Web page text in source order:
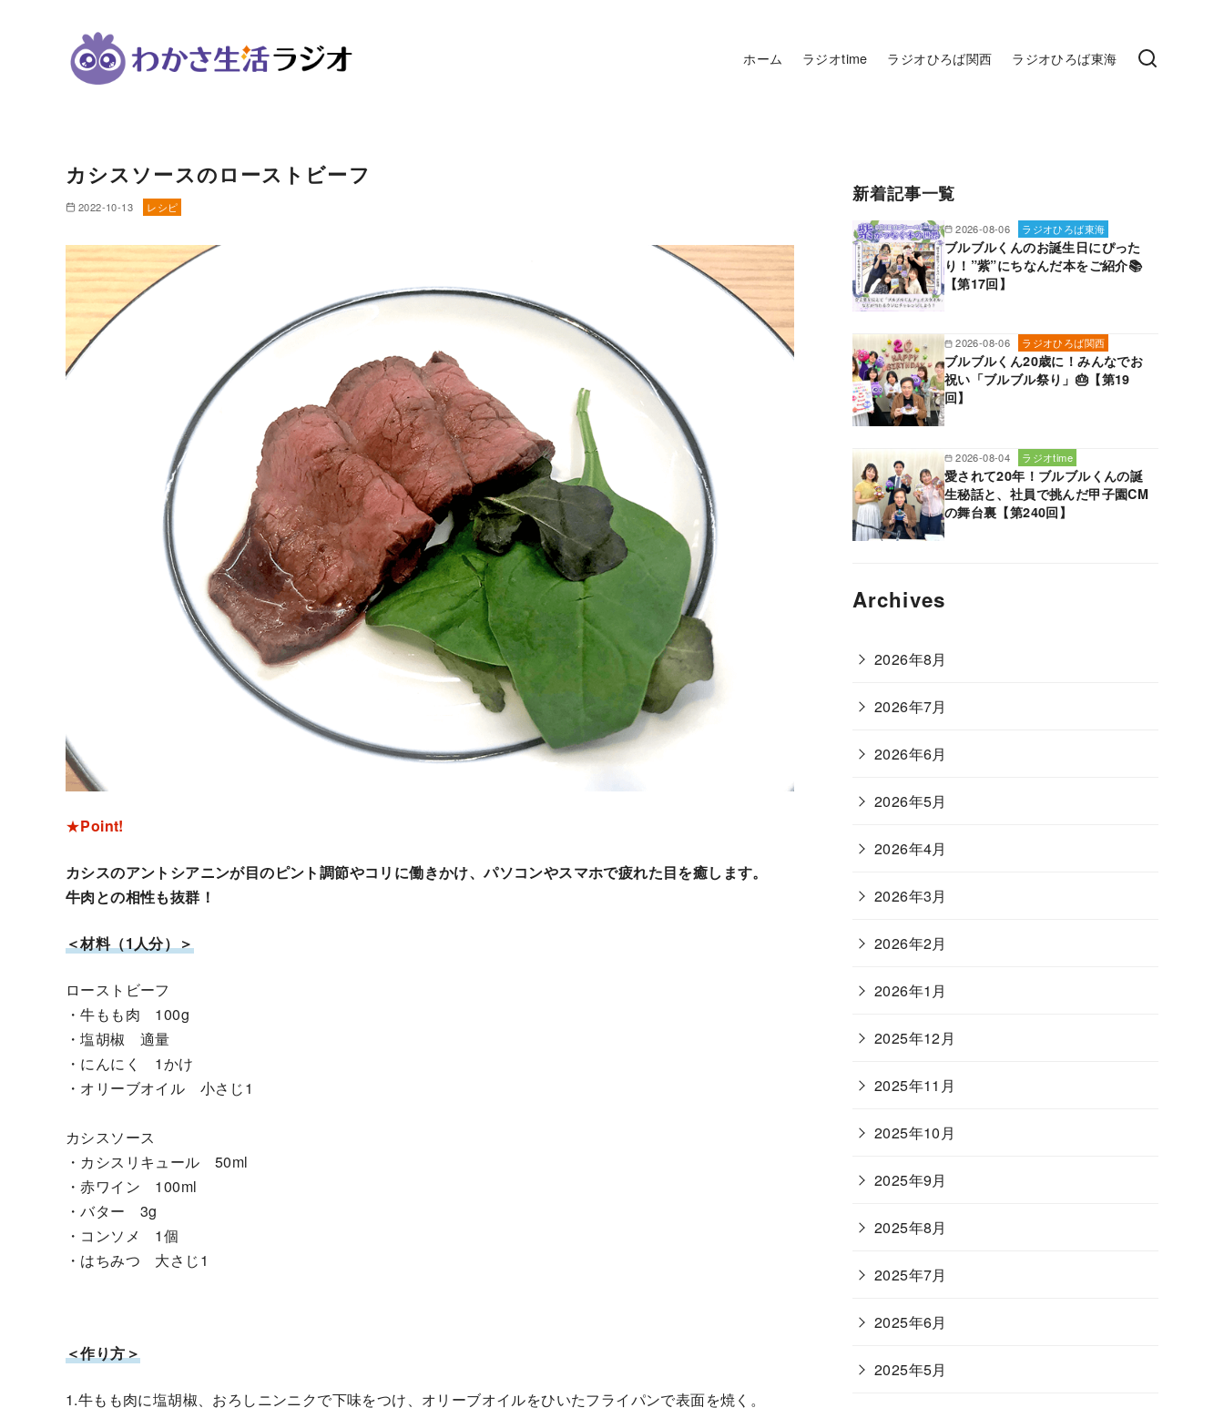
ホーム ラジオtime ラジオひろば関西 ラジオひろば東海
カシスソースのローストビーフ
2022-10-13 レシピ
★Point!
カシスのアントシアニンが目のピント調節やコリに働きかけ、パソコンやスマホで疲れた目を癒します。
牛肉との相性も抜群！
＜材料（1人分）＞
ローストビーフ
・牛もも肉 100g
・塩胡椒 適量
・にんにく 1かけ
・オリーブオイル 小さじ1
カシスソース
・カシスリキュール 50ml
・赤ワイン 100ml
・バター 3g
・コンソメ 1個
・はちみつ 大さじ1
＜作り方＞
1.牛もも肉に塩胡椒、おろしニンニクで下味をつけ、オリーブオイルをひいたフライパンで表面を焼く。
新着記事一覧
2026-08-06 ラジオひろば東海
ブルブルくんのお誕生日にぴった
り！”紫”にちなんだ本をご紹介📚
【第17回】
2026-08-06 ラジオひろば関西
ブルブルくん20歳に！みんなでお
祝い「ブルブル祭り」🎂【第19
回】
2026-08-04 ラジオtime
愛されて20年！ブルブルくんの誕
生秘話と、社員で挑んだ甲子園CM
の舞台裏【第240回】
Archives
2026年8月
2026年7月
2026年6月
2026年5月
2026年4月
2026年3月
2026年2月
2026年1月
2025年12月
2025年11月
2025年10月
2025年9月
2025年8月
2025年7月
2025年6月
2025年5月